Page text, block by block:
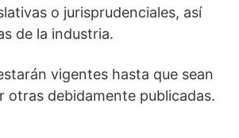
o jurisprudenciales, así
de la industria.
vigentes hasta que sean
otras debidamente publicadas.